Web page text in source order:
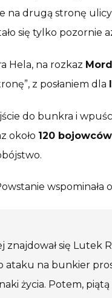
na drugą stronę
się tylko pozornie
Hela, na rozkaz
z posłaniem dla
do bunkra i
około 120 bojowców
znajdował się Lutek
na bunkier
życia. Potem, piątą